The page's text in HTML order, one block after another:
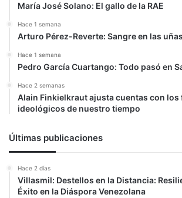
María José Solano: El gallo de la RAE
Hace 1 semana
Arturo Pérez-Reverte: Sangre en las
Hace 1 semana
Pedro García Cuartango: Todo pasó en
Hace 2 semanas
Alain Finkielkraut ajusta cuentas con los
ideológicos de nuestro tiempo
Últimas publicaciones
Hace 2 días
Villasmil: Destellos en la Distancia:
Éxito en la Diáspora Venezolana